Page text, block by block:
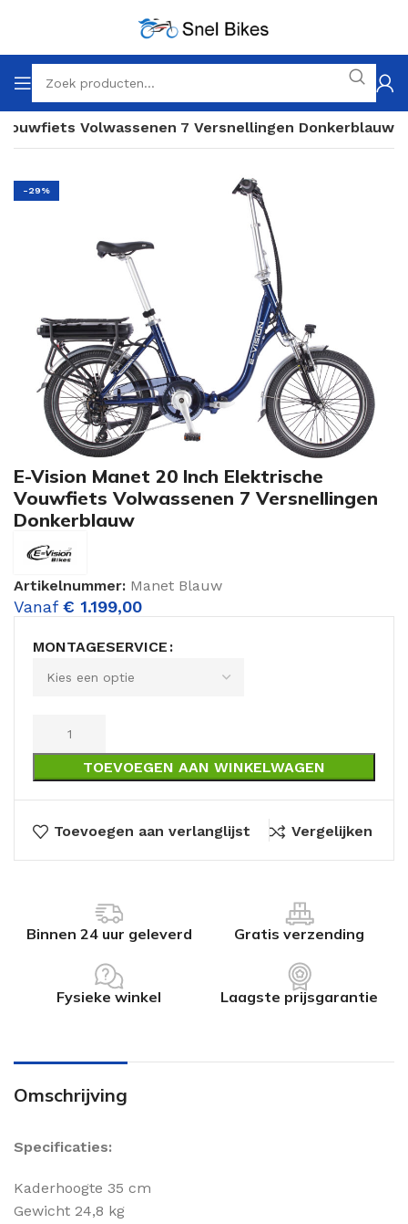
Volwassenen 7 Versnellingen Donkerblauw
-29%
E-Vision Manet 20 Inch Elektrische
Vouwfiets Volwassenen 7 Versnellingen
Donkerblauw
Artikelnummer: Manet Blauw
Vanaf € 1.199,00
MONTAGESERVICE
TOEVOEGEN AAN WINKELWAGEN
Toevoegen aan verlanglijst Vergelijken
Binnen 24 uur geleverd Gratis verzending
Fysieke winkel Laagste prijsgarantie
Omschrijving
Specificaties:
Kaderhoogte 35 cm
Gewicht 24,8 kg